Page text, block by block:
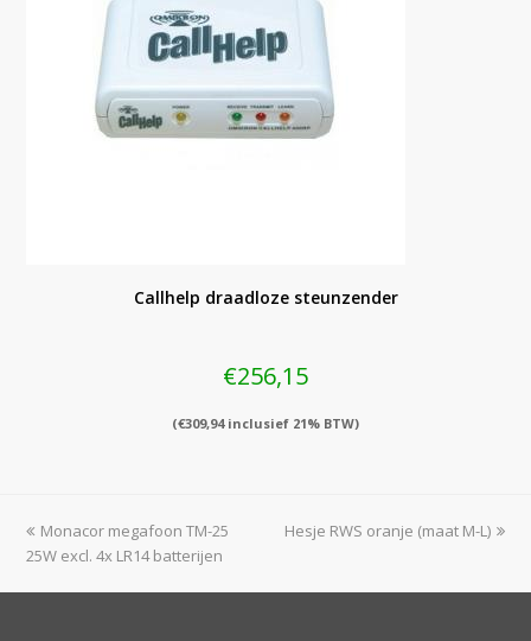
Callhelp draadloze steunzender
€256,15
(€309,94inclusief 21% BTW)
previous
post:
Monacor megafoon TM-25
25W excl. 4x LR14 batterijen
next
Hesje RWS oranje (maat M-L)